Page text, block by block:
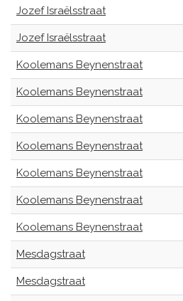
Jozef Israëlsstraat
Jozef Israëlsstraat
Koolemans Beynenstraat
Koolemans Beynenstraat
Koolemans Beynenstraat
Koolemans Beynenstraat
Koolemans Beynenstraat
Koolemans Beynenstraat
Koolemans Beynenstraat
Mesdagstraat
Mesdagstraat